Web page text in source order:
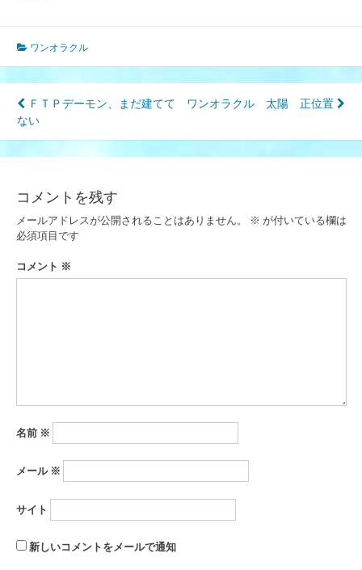
ワンオラクル
投
稿
ナ
ビ
ゲ
ー
シ
ＦＴＰデーモン、まだ建てて
ない
ワンオラクル 太陽 正位置
コメントを残す
メールアドレスが公開されることはありません。 ※ が付いている欄は
必須項目です
コメント ※
名前 ※
メール ※
サイト
新しいコメントをメールで通知